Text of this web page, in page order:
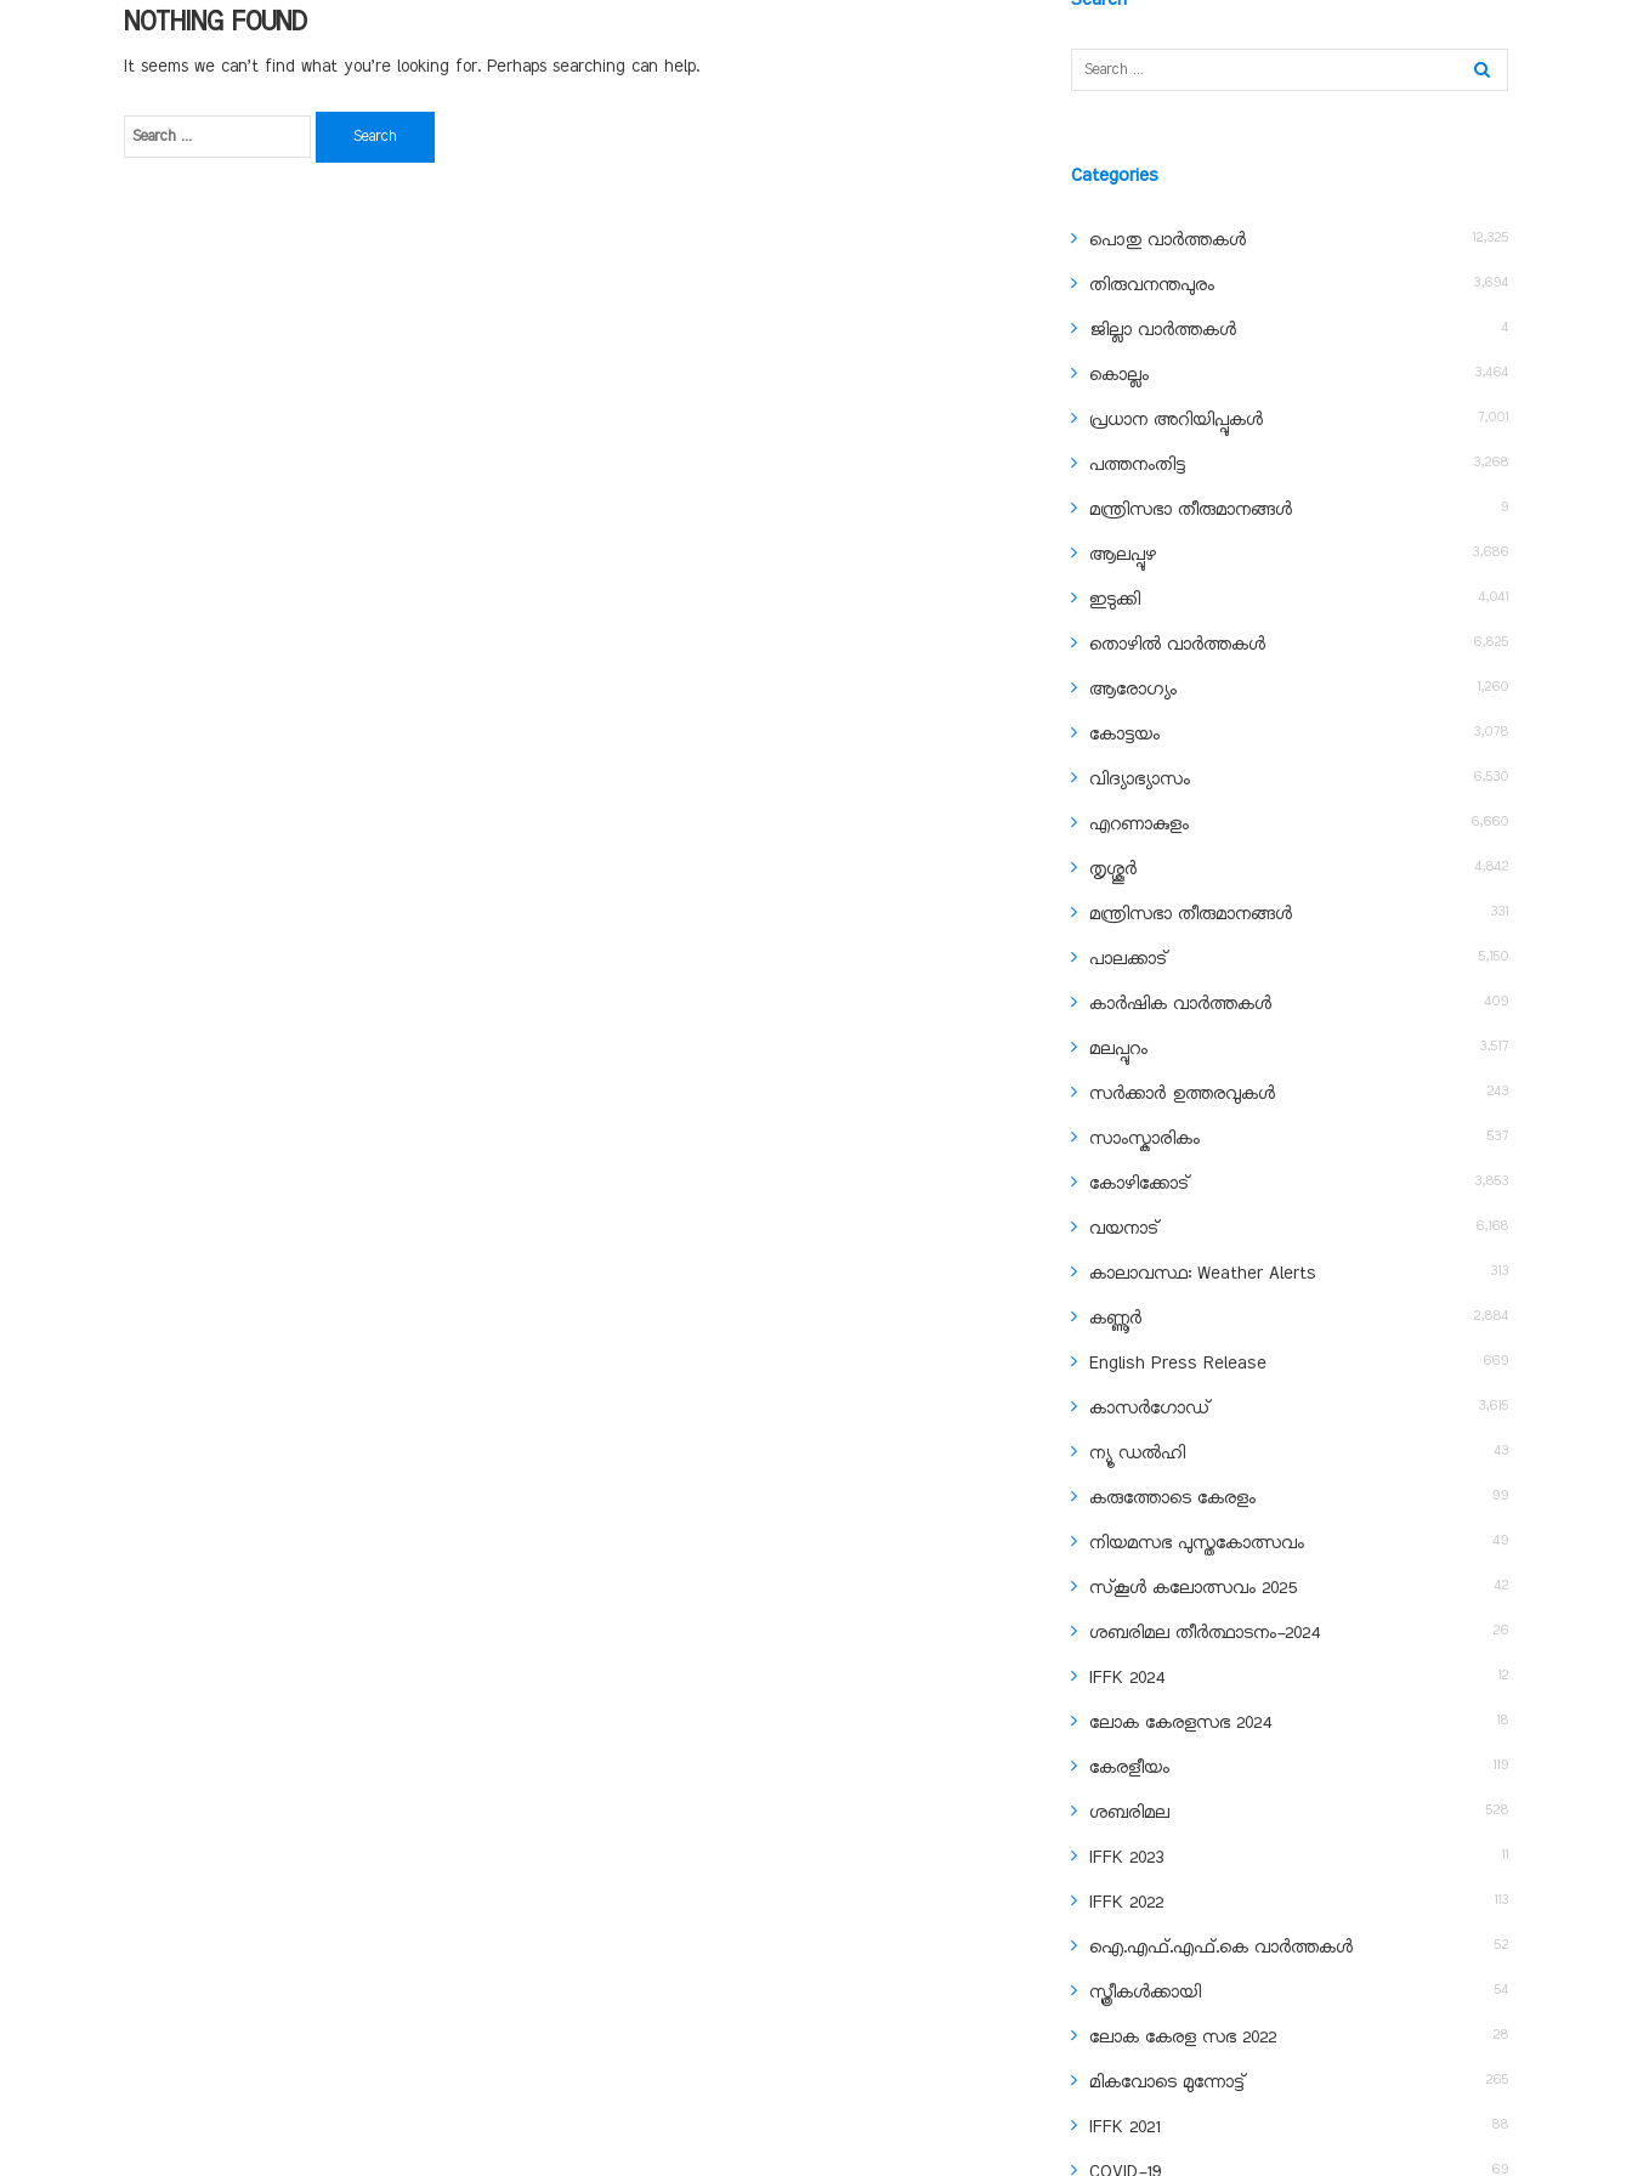
NOTHING FOUND
It seems we can’t find what you’re looking for. Perhaps searching can help.
Categories
പൊതു വാർത്തകൾ 12,325
തിരുവനന്തപുരം 3,694
ജില്ലാ വാർത്തകൾ 4
കൊല്ലം 3,464
പ്രധാന അറിയിപ്പുകൾ 7,001
പത്തനംതിട്ട 3,268
മന്ത്രിസഭാ തീരുമാനങ്ങൾ 9
ആലപ്പുഴ 3,686
ഇടുക്കി 4,041
തൊഴിൽ വാർത്തകൾ 6,825
ആരോഗ്യം 1,260
കോട്ടയം 3,078
വിദ്യാഭ്യാസം 6,530
എറണാകുളം 6,660
തൃശ്ശൂർ 4,842
മന്ത്രിസഭാ തീരുമാനങ്ങൾ 331
പാലക്കാട് 5,150
കാർഷിക വാർത്തകൾ 409
മലപ്പുറം 3,517
സർക്കാർ ഉത്തരവുകൾ 243
സാംസ്കാരികം 537
കോഴിക്കോട് 3,853
വയനാട് 6,168
കാലാവസ്ഥ: Weather Alerts 313
കണ്ണൂർ 2,884
English Press Release 669
കാസർഗോഡ് 3,615
ന്യൂ ഡൽഹി 43
കരുത്തോടെ കേരളം 99
നിയമസഭ പുസ്തകോത്സവം 49
സ്‌കൂൾ കലോത്സവം 2025 42
ശബരിമല തീര്‍ത്ഥാടനം-2024 26
IFFK 2024 12
ലോക കേരളസഭ 2024 18
കേരളീയം 119
ശബരിമല 528
IFFK 2023 11
IFFK 2022 113
ഐ.എഫ്.എഫ്.കെ വാർത്തകൾ 52
സ്ത്രീകൾക്കായി 54
ലോക കേരള സഭ 2022 28
മികവോടെ മുന്നോട്ട് 265
IFFK 2021 88
69